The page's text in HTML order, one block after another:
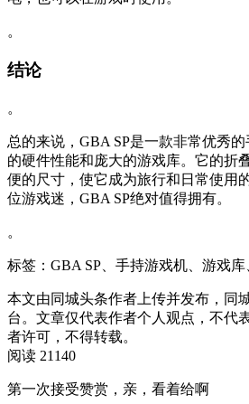
。
结论
。
总的来说，GBA SP是一款非常优秀
的硬件性能和庞大的游戏库。它的折
便的尺寸，使它成为旅行和日常使用
位游戏迷，GBA SP绝对值得拥有。
。
标签：GBA SP、手持游戏机、游戏库
本文由同城头条作者上传并发布，同
台。文章仅代表作者个人观点，不代
者许可，不得转载。
阅读 21140
第一次接受赞赏，亲，看着给啊